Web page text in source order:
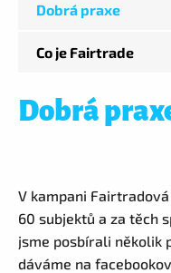
Dobrá praxe
Co je Fairtrade
Dobrá
V kampani
60 subjektů a za těch
jsme posbírali několik
dáváme na